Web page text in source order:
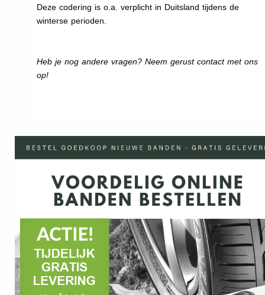
Deze codering is o.a. verplicht in Duitsland tijdens de
winterse perioden.
Heb je nog andere vragen? Neem gerust contact met ons
op!